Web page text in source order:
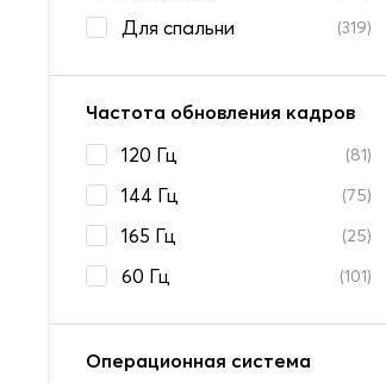
Для спальни (319)
Частота обновления кадров
120 Гц
(81)
144 Гц (75)
165 Гц (25)
60 Гц (101)
Операционная система